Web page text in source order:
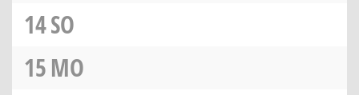
14SO
15MO